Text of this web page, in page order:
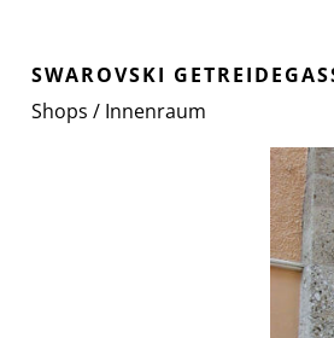
SWAROVSKI
Shops / Innenraum